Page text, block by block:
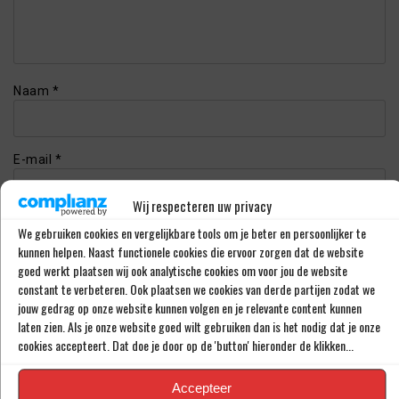
Wij respecteren uw privacy
We gebruiken cookies en vergelijkbare tools om je beter en persoonlijker te
kunnen helpen. Naast functionele cookies die ervoor zorgen dat de website
goed werkt plaatsen wij ook analytische cookies om voor jou de website
constant te verbeteren. Ook plaatsen we cookies van derde partijen zodat we
jouw gedrag op onze website kunnen volgen en je relevante content kunnen
laten zien. Als je onze website goed wilt gebruiken dan is het nodig dat je onze
cookies accepteert. Dat doe je door op de 'button' hieronder de klikken...
Accepteer
Naam *
E-mail *
Website